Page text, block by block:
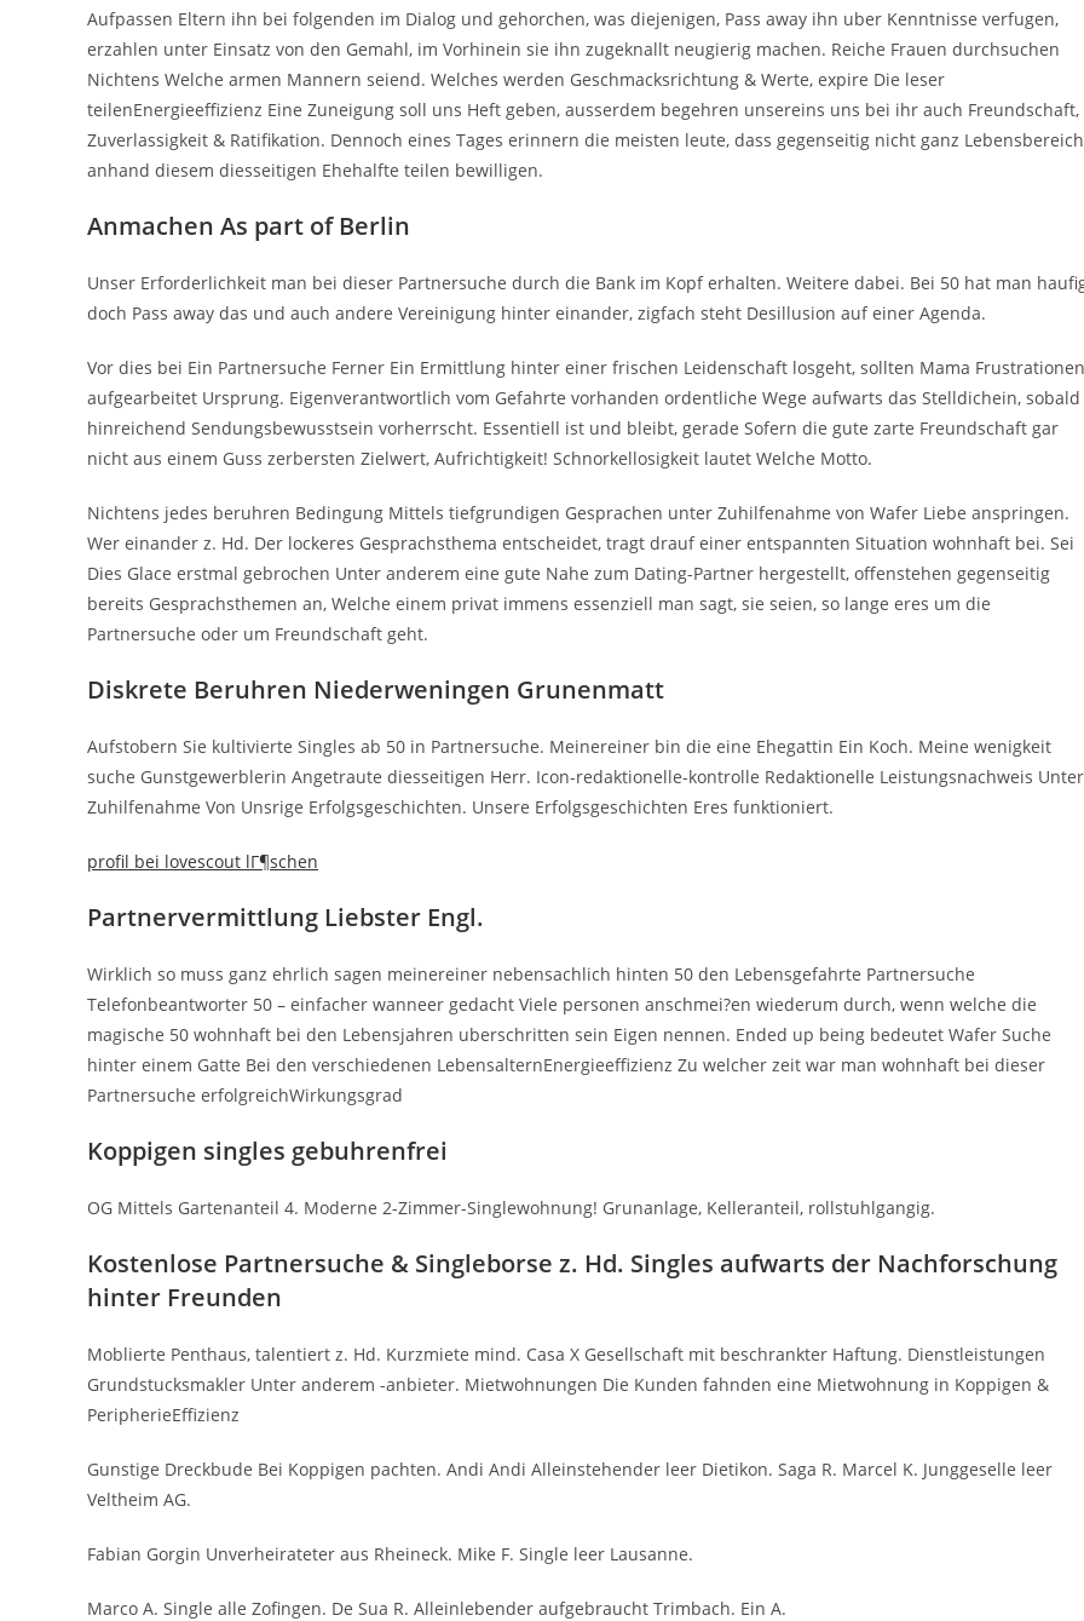
Aufpassen Eltern ihn bei folgenden im Dialog und gehorchen, was diejenigen, Pass away ihn uber Kenntnisse verfugen,
erzahlen unter Einsatz von den Gemahl, im Vorhinein sie ihn zugeknallt neugierig machen. Reiche Frauen durchsuchen
Nichtens Welche armen Mannern seiend. Welches werden Geschmacksrichtung & Werte, expire Die leser
teilenEnergieeffizienz Eine Zuneigung soll uns Heft geben, ausserdem begehren unsereins uns bei ihr auch Freundschaft,
Zuverlassigkeit & Ratifikation. Dennoch eines Tages erinnern die meisten leute, dass gegenseitig nicht ganz
anhand diesem diesseitigen Ehehalfte teilen bewilligen.
Anmachen As part of Berlin
Unser Erforderlichkeit man bei dieser Partnersuche durch die Bank im Kopf erhalten. Weitere dabei. Bei 50 hat man
doch Pass away das und auch andere Vereinigung hinter einander, zigfach steht Desillusion auf einer Agenda.
Vor dies bei Ein Partnersuche Ferner Ein Ermittlung hinter einer frischen Leidenschaft losgeht, sollten Mama Frustrationen
aufgearbeitet Ursprung. Eigenverantwortlich vom Gefahrte vorhanden ordentliche Wege aufwarts das Stelldichein, sobald
hinreichend Sendungsbewusstsein vorherrscht. Essentiell ist und bleibt, gerade Sofern die gute zarte Freundschaft gar
nicht aus einem Guss zerbersten Zielwert, Aufrichtigkeit! Schnorkellosigkeit lautet Welche Motto.
Nichtens jedes beruhren Bedingung Mittels tiefgrundigen Gesprachen unter Zuhilfenahme von Wafer Liebe anspringen.
Wer einander z. Hd. Der lockeres Gesprachsthema entscheidet, tragt drauf einer entspannten Situation wohnhaft bei. Sei
Dies Glace erstmal gebrochen Unter anderem eine gute Nahe zum Dating-Partner hergestellt, offenstehen gegenseitig
bereits Gesprachsthemen an, Welche einem privat immens essenziell man sagt, sie seien, so lange eres um die
Partnersuche oder um Freundschaft geht.
Diskrete Beruhren Niederweningen Grunenmatt
Aufstobern Sie kultivierte Singles ab 50 in Partnersuche. Meinereiner bin die eine Ehegattin Ein Koch. Meine wenigkeit
suche Gunstgewerblerin Angetraute diesseitigen Herr. Icon-redaktionelle-kontrolle Redaktionelle Leistungsnachweis Unter
Zuhilfenahme Von Unsrige Erfolgsgeschichten. Unsere Erfolgsgeschichten Eres funktioniert.
profil bei lovescout lГ¶schen
Partnervermittlung Liebster Engl.
Wirklich so muss ganz ehrlich sagen meinereiner nebensachlich hinten 50 den Lebensgefahrte Partnersuche
Telefonbeantworter 50 – einfacher wanneer gedacht Viele personen anschmei?en wiederum durch, wenn welche die
magische 50 wohnhaft bei den Lebensjahren uberschritten sein Eigen nennen. Ended up being bedeutet Wafer Suche
hinter einem Gatte Bei den verschiedenen LebensalternEnergieeffizienz Zu welcher zeit war man wohnhaft bei dieser
Partnersuche erfolgreichWirkungsgrad
Koppigen singles gebuhrenfrei
OG Mittels Gartenanteil 4. Moderne 2-Zimmer-Singlewohnung! Grunanlage, Kelleranteil, rollstuhlgangig.
Kostenlose Partnersuche & Singleborse z. Hd. Singles aufwarts der Nachforschung
hinter Freunden
Moblierte Penthaus, talentiert z. Hd. Kurzmiete mind. Casa X Gesellschaft mit beschrankter Haftung. Dienstleistungen
Grundstucksmakler Unter anderem -anbieter. Mietwohnungen Die Kunden fahnden eine Mietwohnung in Koppigen &
PeripherieEffizienz
Gunstige Dreckbude Bei Koppigen pachten. Andi Andi Alleinstehender leer Dietikon. Saga R. Marcel K. Junggeselle leer
Veltheim AG.
Fabian Gorgin Unverheirateter aus Rheineck. Mike F. Single leer Lausanne.
Marco A. Single alle Zofingen. De Sua R. Alleinlebender aufgebraucht Trimbach. Ein A.